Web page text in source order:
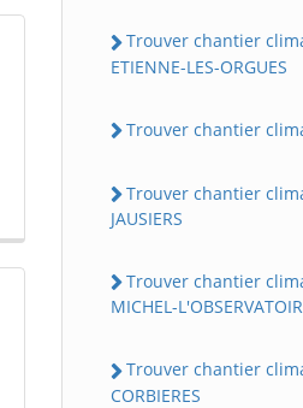
Trouver chantier
ETIENNE-LES-ORGUES
Trouver chantier
Trouver chantier
JAUSIERS
Trouver chantier
MICHEL-
Trouver chantier
CORBIERES